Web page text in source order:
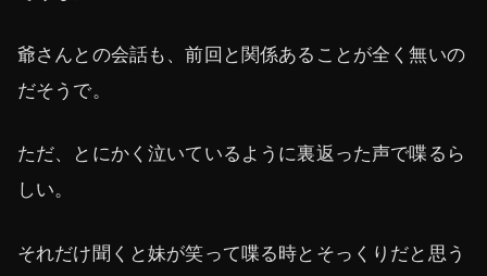
爺さんとの会話も、前回と関係あることが全く無いの
だそうで。
ただ、とにかく泣いているように裏返った声で喋るら
しい。
それだけ聞くと妹が笑って喋る時とそっくりだと思う